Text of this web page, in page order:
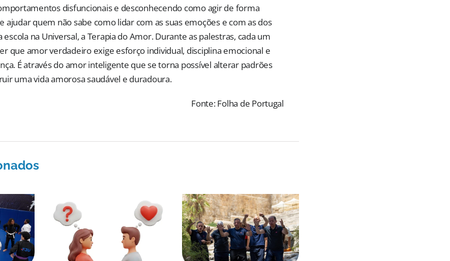
disfuncionais e desconhecendo como agir de forma
ajudar quem não sabe como lidar com as suas emoções e com as dos
na Universal, a Terapia do Amor. Durante as palestras, cada um
que amor verdadeiro exige esforço individual, disciplina emocional e
É através do amor inteligente que se torna possível alterar padrões
uma vida amorosa saudável e duradoura.
Fonte: Folha de Portugal